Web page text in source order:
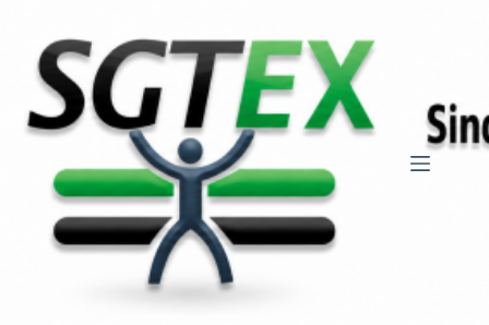
contenido